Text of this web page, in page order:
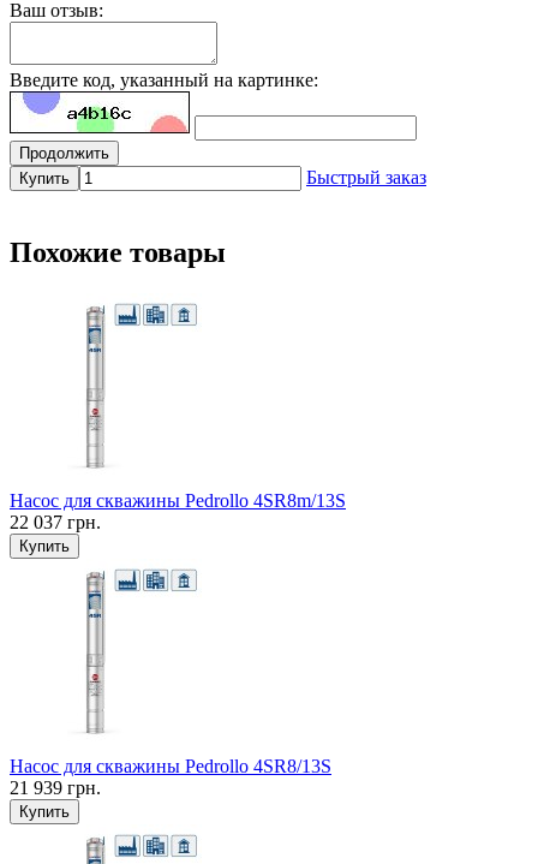
Ваш отзыв:
Введите код, указанный на картинке:
Продолжить
Купить
Быстрый заказ
Похожие товары
Насос для скважины Pedrollo 4SR8m/13S
22 037 грн.
Купить
Насос для скважины Pedrollo 4SR8/13S
21 939 грн.
Купить